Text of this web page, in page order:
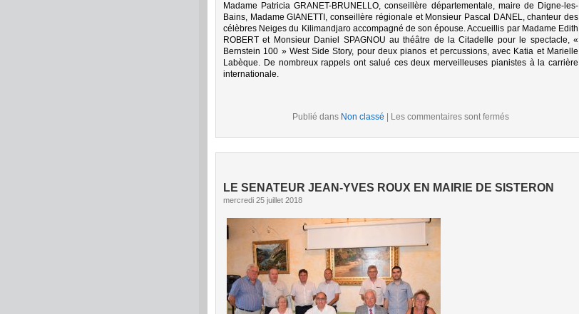
Madame Patricia GRANET-BRUNELLO, conseillère départementale, maire de Digne-les-
Bains, Madame GIANETTI, conseillère régionale et Monsieur Pascal DANEL, chanteur des
célèbres Neiges du Kilimandjaro accompagné de son épouse. Accueillis par Madame Edith
ROBERT et Monsieur Daniel SPAGNOU au théâtre de la Citadelle pour le spectacle, «
Bernstein 100 » West Side Story, pour deux pianos et percussions, avec Katia et Marielle
Labèque. De nombreux rappels ont salué ces deux merveilleuses pianistes à la carrière
internationale.
Publié dans Non classé Les commentaires sont fermés
LE SENATEUR JEAN-YVES ROUX EN MAIRIE DE SISTERON
mercredi 25 juillet 2018